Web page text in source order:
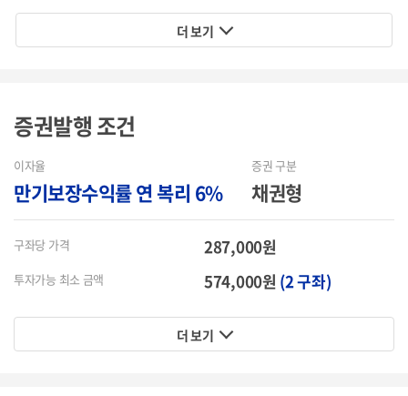
더 보기
증권발행조건
이자율
만기보장수익률 연 복리 6%
증권 구분
채권형
구좌당 가격 287,000원
투자가능 최소 금액 574,000원 (2 구좌)
더 보기